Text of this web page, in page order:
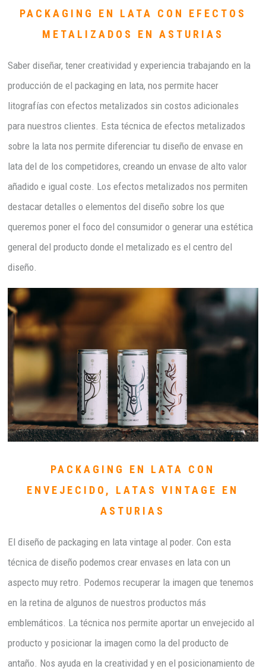
PACKAGING EN LATA CON EFECTOS
METALIZADOS EN ASTURIAS
Saber diseñar, tener creatividad y experiencia trabajando en la
producción de el packaging en lata, nos permite hacer
litografías con efectos metalizados sin costos adicionales
para nuestros clientes. Esta técnica de efectos metalizados
sobre la lata nos permite diferenciar tu diseño de envase en
lata del de los competidores, creando un envase de alto valor
añadido e igual coste. Los efectos metalizados nos permiten
destacar detalles o elementos del diseño sobre los que
queremos poner el foco del consumidor o generar una estética
general del producto donde el metalizado es el centro del
diseño.
PACKAGING EN LATA CON
ENVEJECIDO, LATAS VINTAGE EN
ASTURIAS
El diseño de packaging en lata vintage al poder. Con esta
técnica de diseño podemos crear envases en lata con un
aspecto muy retro. Podemos recuperar la imagen que tenemos
en la retina de algunos de nuestros productos más
emblemáticos. La técnica nos permite aportar un envejecido al
producto y posicionar la imagen como la del producto de
antaño. Nos ayuda en la creatividad y en el posicionamiento de